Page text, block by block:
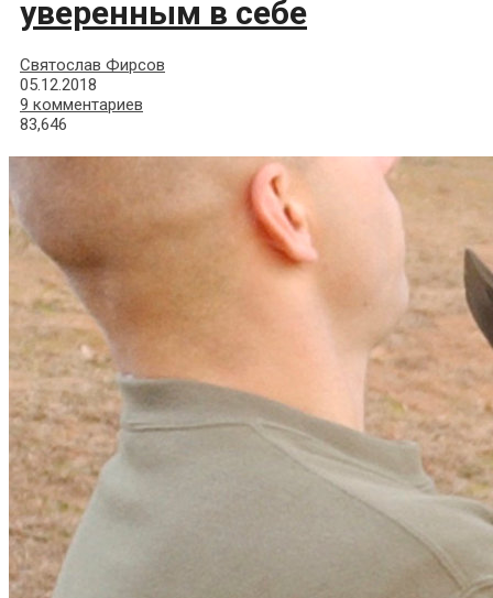
уверенным в себе
Святослав Фирсов
05.12.2018
9 комментариев
83,646